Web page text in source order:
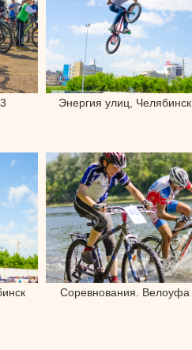
Энергия улиц, Челябинск
Соревнования. Велоуфа